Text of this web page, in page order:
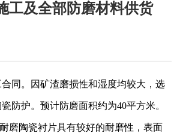
工及全部防磨材料供货
合同。 因矿渣磨损性和湿度均较大，选
防护。 预计防磨面积约为40平方米。
磨陶瓷衬片具有较好的耐磨性，表面